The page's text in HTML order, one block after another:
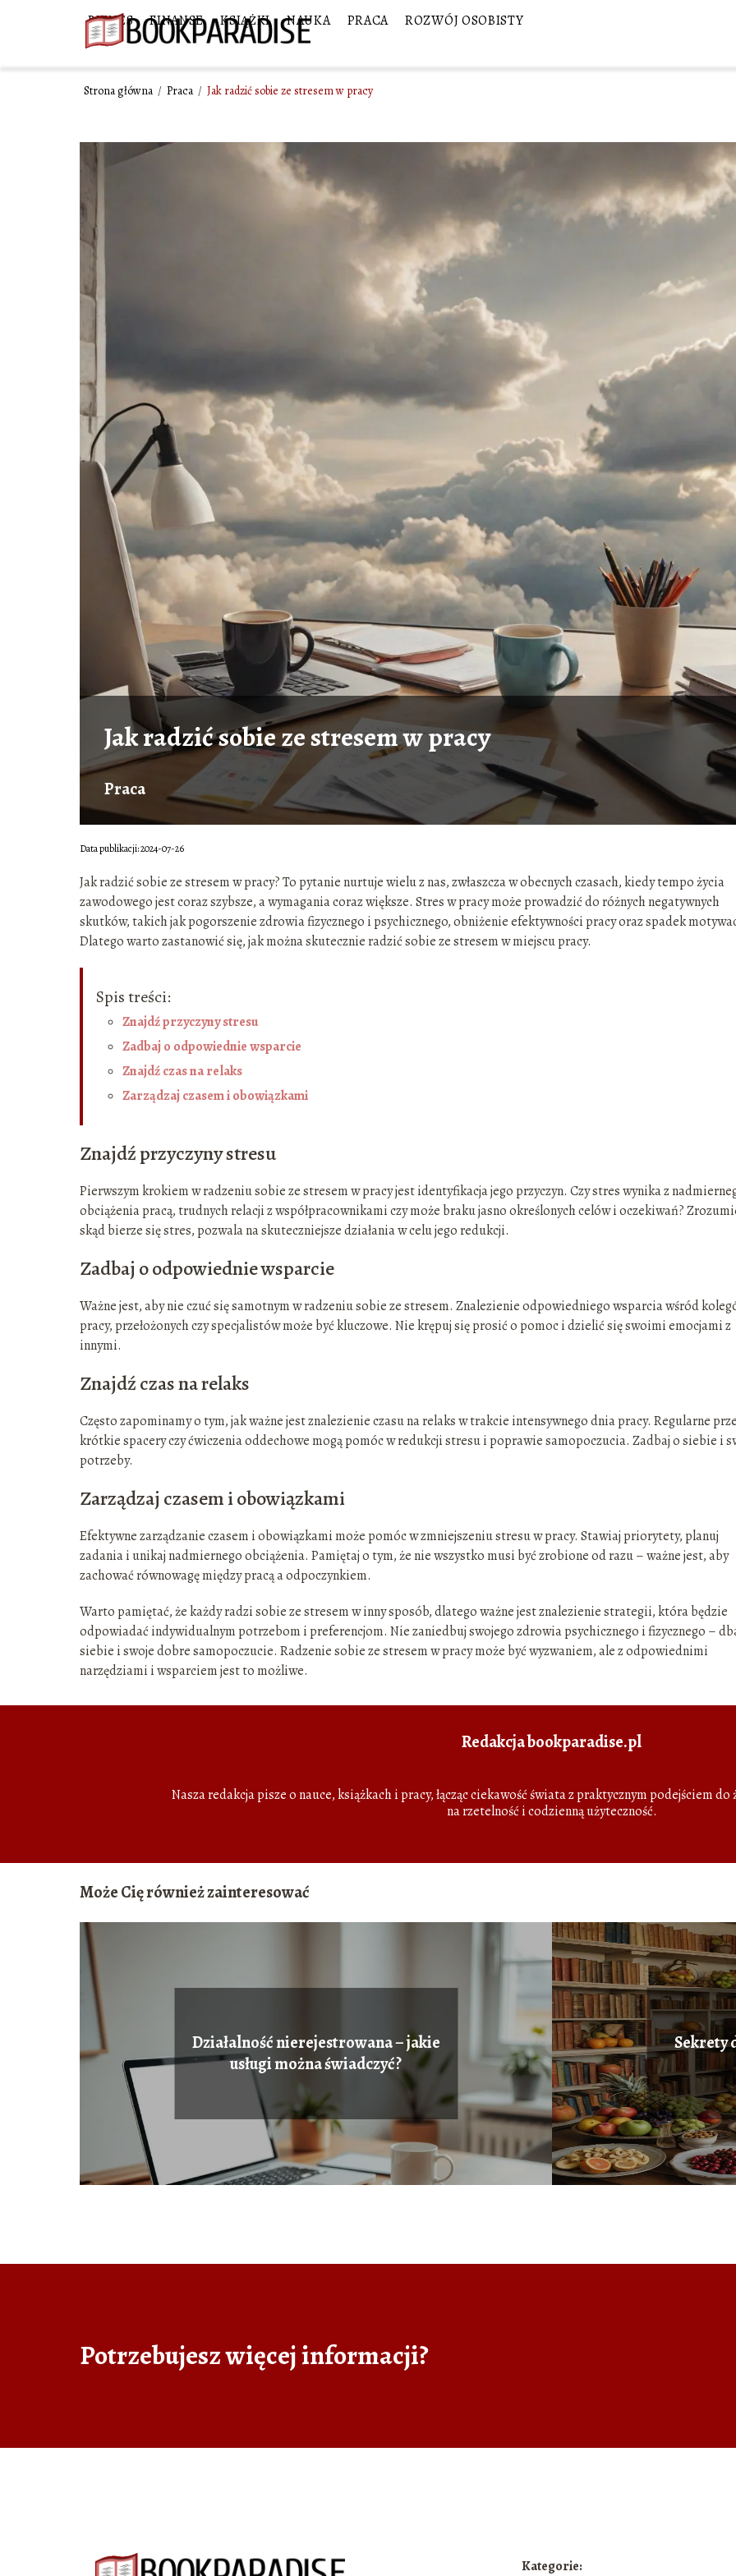
BIZNES FINANSE KSIĄŻKI NAUKA PRACA ROZWÓJ OSOBISTY
Strona główna / Praca / Jak radzić sobie ze stresem w pracy
Jak radzić sobie ze stresem w pracy
Praca
Data publikacji: 2024-07-26
Jak radzić sobie ze stresem w pracy? To pytanie nurtuje wielu z nas, zwłaszcza w obecnych czasach, kiedy tempo życia
zawodowego jest coraz szybsze, a wymagania coraz większe. Stres w pracy może prowadzić do różnych negatywnych
skutków, takich jak pogorszenie zdrowia fizycznego i psychicznego, obniżenie efektywności pracy oraz spadek
Dlatego warto zastanowić się, jak można skutecznie radzić sobie ze stresem w miejscu pracy.
Spis treści:
Znajdź przyczyny stresu
Zadbaj o odpowiednie wsparcie
Znajdź czas na relaks
Zarządzaj czasem i obowiązkami
Znajdź przyczyny stresu
Pierwszym krokiem w radzeniu sobie ze stresem w pracy jest identyfikacja jego przyczyn. Czy stres wynika z
obciążenia pracą, trudnych relacji z współpracownikami czy może braku jasno określonych celów i oczekiwań?
skąd bierze się stres, pozwala na skuteczniejsze działania w celu jego redukcji.
Zadbaj o odpowiednie wsparcie
Ważne jest, aby nie czuć się samotnym w radzeniu sobie ze stresem. Znalezienie odpowiedniego wsparcia wśród
pracy, przełożonych czy specjalistów może być kluczowe. Nie krępuj się prosić o pomoc i dzielić się swoimi emocjami z
innymi.
Znajdź czas na relaks
Często zapominamy o tym, jak ważne jest znalezienie czasu na relaks w trakcie intensywnego dnia pracy. Regularne
krótkie spacery czy ćwiczenia oddechowe mogą pomóc w redukcji stresu i poprawie samopoczucia. Zadbaj o siebie i
potrzeby.
Zarządzaj czasem i obowiązkami
Efektywne zarządzanie czasem i obowiązkami może pomóc w zmniejszeniu stresu w pracy. Stawiaj priorytety, planuj
zadania i unikaj nadmiernego obciążenia. Pamiętaj o tym, że nie wszystko musi być zrobione od razu – ważne jest, aby
zachować równowagę między pracą a odpoczynkiem.
Warto pamiętać, że każdy radzi sobie ze stresem w inny sposób, dlatego ważne jest znalezienie strategii, która będzie
odpowiadać indywidualnym potrzebom i preferencjom. Nie zaniedbuj swojego zdrowia psychicznego i fizycznego –
siebie i swoje dobre samopoczucie. Radzenie sobie ze stresem w pracy może być wyzwaniem, ale z odpowiednimi
narzędziami i wsparciem jest to możliwe.
Redakcja bookparadise.pl
Nasza redakcja pisze o nauce, książkach i pracy, łącząc ciekawość świata z praktycznym podejściem
na rzetelność i codzienną użyteczność.
Może Cię również zainteresować
Działalność nierejestrowana – jakie
usługi można świadczyć?
Sekrety
Potrzebujesz więcej informacji?
Kategorie: